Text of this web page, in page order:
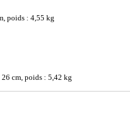
poids : 4,55 kg
cm, poids : 5,42 kg